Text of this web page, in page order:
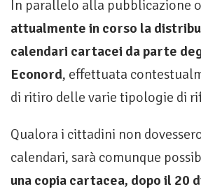
In parallelo alla pubblicazione
attualmente in corso la
calendari cartacei da parte
Econord, effettuata
di ritiro delle varie tipologie di
Qualora i cittadini non
calendari, sarà comunque
una copia cartacea, dopo il 20